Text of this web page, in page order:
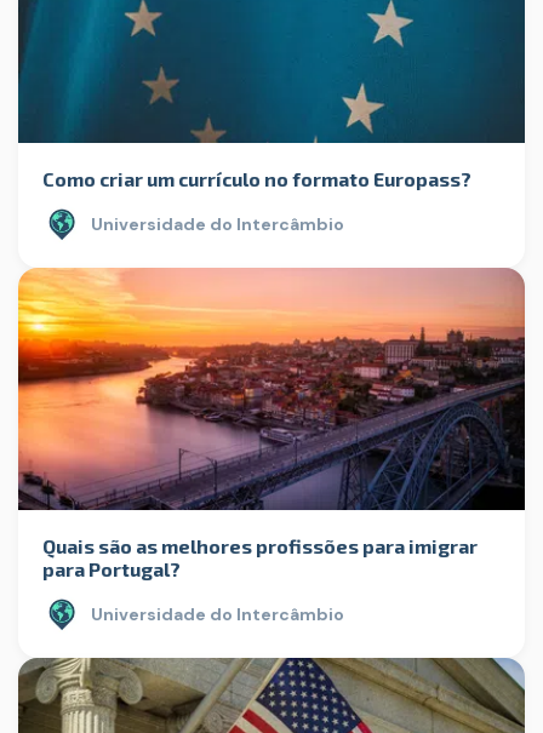
Como criar um currículo no formato Europass?
Universidade do Intercâmbio
Quais são as melhores profissões para imigrar
para Portugal?
Universidade do Intercâmbio